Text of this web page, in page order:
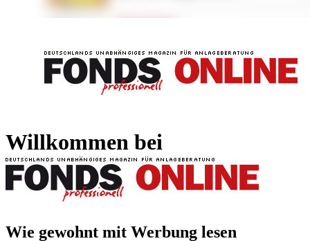
Willkommen bei
Wie gewohnt mit Werbung lesen